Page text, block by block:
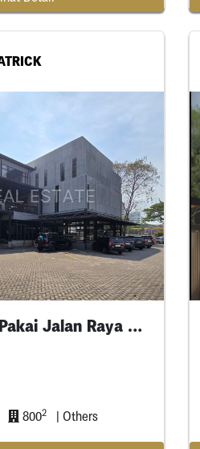
Ex Cafe Siap Pakai Jalan Raya Merr
8002 | Others